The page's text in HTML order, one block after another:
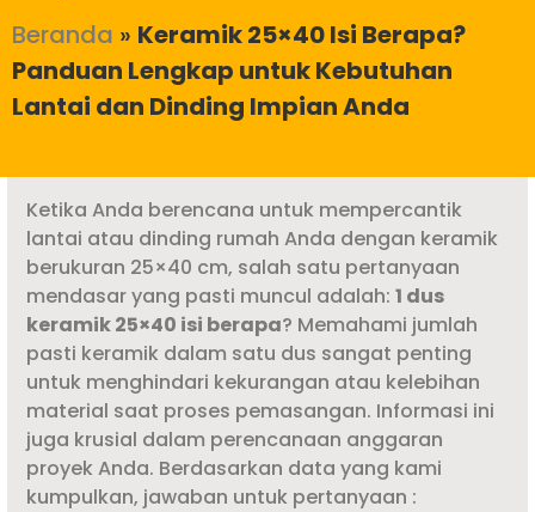
Beranda » Keramik 25×40 Isi Berapa?
Panduan Lengkap untuk Kebutuhan
Lantai dan Dinding Impian Anda
Ketika Anda berencana untuk mempercantik
lantai atau dinding rumah Anda dengan keramik
berukuran 25×40 cm, salah satu pertanyaan
mendasar yang pasti muncul adalah: 1 dus
keramik 25×40 isi berapa? Memahami jumlah
pasti keramik dalam satu dus sangat penting
untuk menghindari kekurangan atau kelebihan
material saat proses pemasangan. Informasi ini
juga krusial dalam perencanaan anggaran
proyek Anda. Berdasarkan data yang kami
kumpulkan, jawaban untuk pertanyaan :